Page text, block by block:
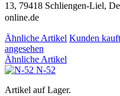
13, 79418 Schliengen-Liel,
online.de
Ähnliche Artikel Kunden
angesehen
Ähnliche Artikel
N-52
Artikel auf Lager.